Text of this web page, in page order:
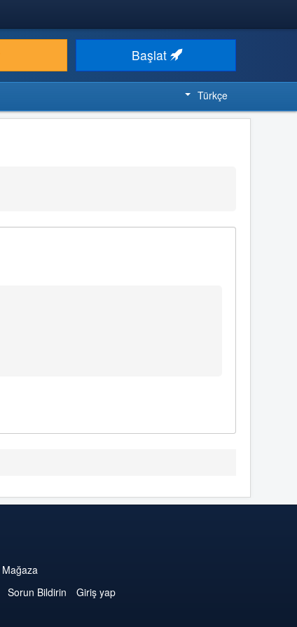
Başlat
Türkçe
Mağaza
Sorun Bildirin
Giriş yap